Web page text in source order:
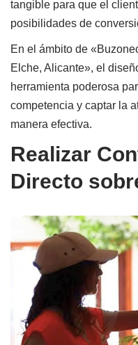
tangible para que el
posibilidades de
En el ámbito de
Elche, Alicante», el
herramienta poderosa
competencia y captar la
manera efectiva.
Realizar
Directo